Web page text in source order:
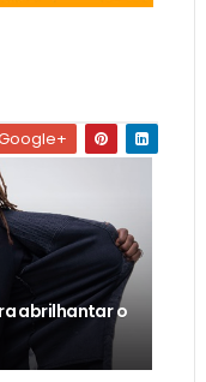
abrilhantar o